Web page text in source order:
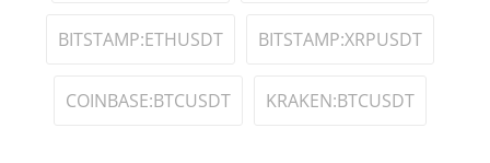
BITSTAMP:ETHUSDT BITSTAMP:XRPUSDT
COINBASE:BTCUSDT KRAKEN:BTCUSDT